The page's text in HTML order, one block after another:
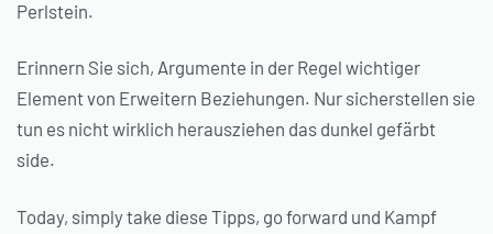
Perlstein.
Erinnern Sie sich, Argumente in der Regel wichtiger
Element von Erweitern Beziehungen. Nur sicherstellen sie
tun es nicht wirklich herausziehen das dunkel gefärbt
side.
Today, simply take diese Tipps, go forward und Kampf